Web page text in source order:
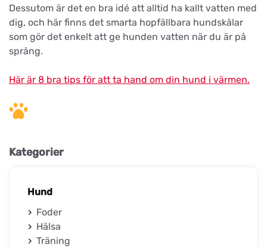
Dessutom är det en bra idé att alltid ha kallt vatten med
dig, och här finns det smarta hopfällbara hundskålar
som gör det enkelt att ge hunden vatten när du är på
språng.
Här är 8 bra tips för att ta hand om din hund i värmen.
Kategorier
Hund
Foder
Hälsa
Träning